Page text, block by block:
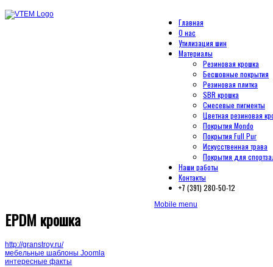
Главная
О нас
Утилизация шин
Материалы
Резиновая крошка
Бесшовные покрытия
Резиновая плитка
SBR крошка
Смесевые пигменты
Цветная резиновая
Покрытия Mondo
Покрытия Full Pur
Искусственная трава
Покрытия для
Наши работы
Контакты
+7 (391) 280-50-12
Mobile menu
EPDM крошка
http://granstroy.ru/
мебельные шаблоны Joomla
интересные факты